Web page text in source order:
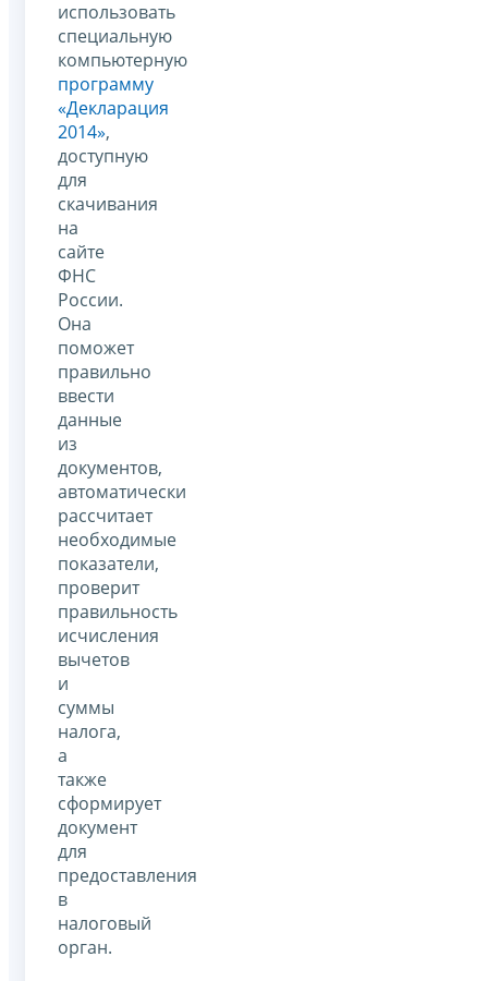
использовать
специальную
компьютерную
программу
«Декларация
2014»,
доступную
для
скачивания
на
сайте
ФНС
России.
Она
поможет
правильно
ввести
данные
из
документов,
автоматически
рассчитает
необходимые
показатели,
проверит
правильность
исчисления
вычетов
и
суммы
налога,
а
также
сформирует
документ
для
предоставления
в
налоговый
орган.